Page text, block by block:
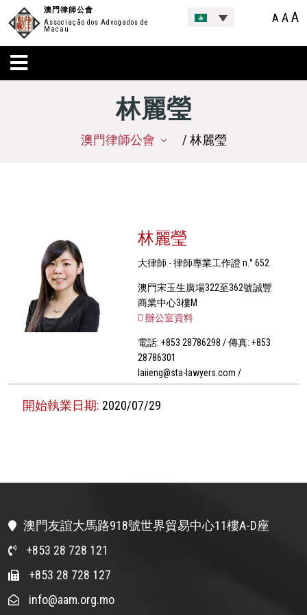
澳門律師公會
Associação dos Advogados de
Macau
A AA
林麗瑩
澳門律師公會 / 林麗瑩
林麗瑩
大律師 - 律師專業工作證 n.° 652
澳門宋玉生廣場322至362號誠豐
商業中心3樓M
辦公室資料
電話: +853 28786298 / 傳真: +853
28786301
laiieng@sta-lawyers.com /
開始執業日期: 2020/07/29
澳門友誼大馬路918號世界貿易中心11樓A-D座
+853 28 728 121
+853 28 728 127
info@aam.org.mo